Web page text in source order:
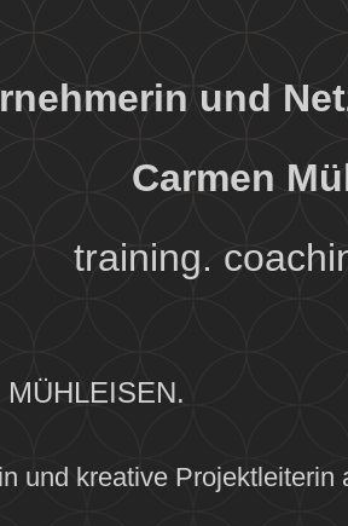
und
Carmen
training.
und kreative Projektleiterin